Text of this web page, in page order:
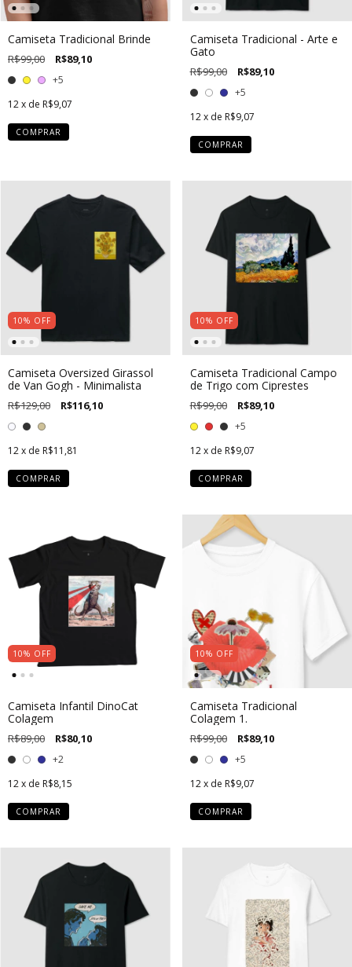
Camiseta Tradicional Brinde
R$99,00 R$89,10
+5
12x de R$9,07
COMPRAR
Camiseta Tradicional - Arte e
Gato
R$99,00 R$89,10
+5
12 x de R$9,07
COMPRAR
10% OFF
Camiseta Oversized Girassol
de Van Gogh - Minimalista
R$129,00 R$116,10
12x de R$11,81
COMPRAR
10% OFF
Camiseta Tradicional Campo
de Trigo com Ciprestes
R$99,00 R$89,10
+5
12 x de R$9,07
COMPRAR
10% OFF
Camiseta Infantil DinoCat
Colagem
R$89,00 R$80,10
+2
12x de R$8,15
COMPRAR
10% OFF
Camiseta Tradicional
Colagem 1.
R$99,00 R$89,10
+5
12 x de R$9,07
COMPRAR